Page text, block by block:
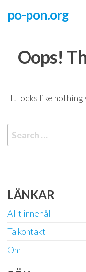
po-pon.org
Oops!
It looks like
LÄNKAR
Allt innehåll
Ta kontakt
Om